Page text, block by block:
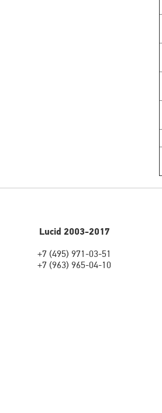
Lucid 2003-2017
+7 (495) 971-03-51
+7 (963) 965-04-10